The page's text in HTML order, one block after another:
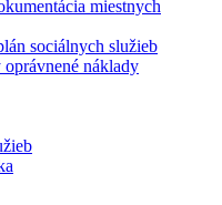
miestnych
sociálnych služieb
náklady